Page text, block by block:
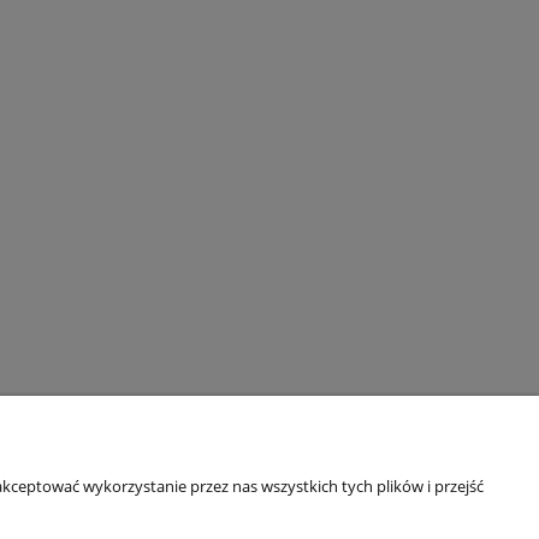
wykorzystanie przez nas wszystkich tych plików i przejść